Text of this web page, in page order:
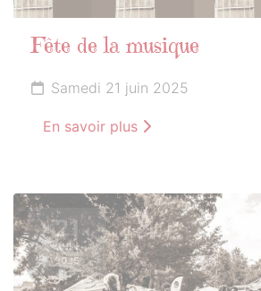
Fête de la musique
Samedi 21 juin 2025
En savoir plus
21
JUIN
2025